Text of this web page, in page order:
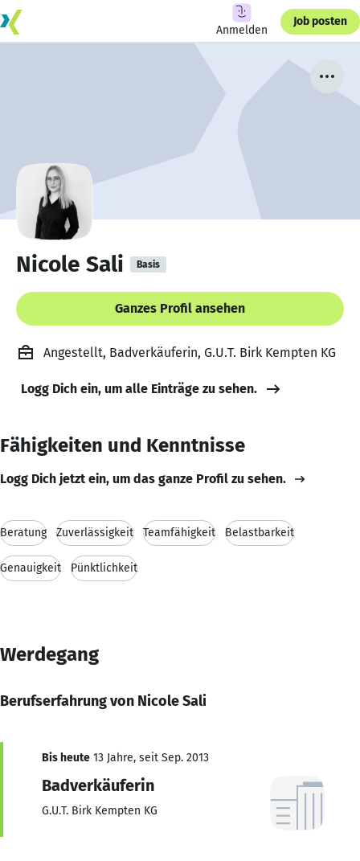
Anmelden
Job posten
Nicole Sali Basis
Ganzes Profil ansehen
Angestellt, Badverkäuferin, G.U.T. Birk Kempten KG
Logg Dich ein, um alle Einträge zu sehen.
Fähigkeiten und Kenntnisse
Logg Dich jetzt ein, um das ganze Profil zu sehen.
Beratung Zuverlässigkeit Teamfähigkeit Belastbarkeit
Genauigkeit Pünktlichkeit
Werdegang
Berufserfahrung von Nicole Sali
Bis heute 13 Jahre, seit Sep. 2013
Badverkäuferin
G.U.T. Birk Kempten KG